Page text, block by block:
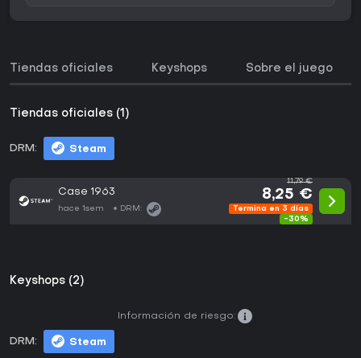
Tiendas oficiales Keyshops Sobre el juego
Tiendas oficiales (1)
DRM: Steam
Case 1963
hace 1sem DRM:
11,79 €
8,25 €
Termina en 3 días
-30%
Keyshops (2)
DRM: Steam
Información de riesgo: